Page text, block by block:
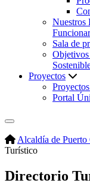
Nuestros
Sala de
Proyectos
Portal
Alcaldía de Puerto
Turístico
Directorio